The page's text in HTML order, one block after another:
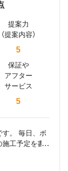
提案力
（提案内容）
5
保証や
アフター
サービス
5
す。 毎日、ボ
工予定を書